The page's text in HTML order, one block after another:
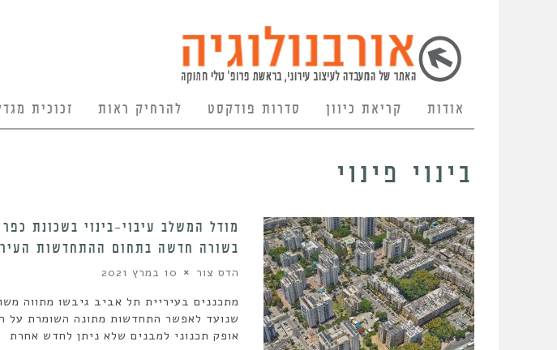
אודות קריאת כיוון סדרות פודקסט להרחיק ראות זכוכית
בינוי פינוי
מודל המשלב עיבוי-בינוי בשכונת
בשורה חדשה בתחום ההתחדשות
הדס צור 10 במרץ 2021
מתכננים בעיריית תל אביב גיבשו מתווה
שנועד לאפשר התחדשות מתונה השומרת על
אופק תכנוני למבנים שלא ניתן לחדש אחרת